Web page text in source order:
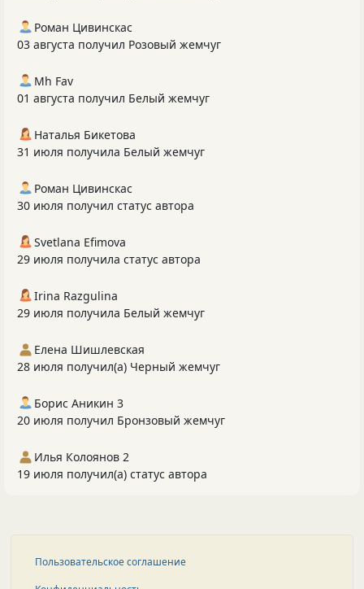
Роман Цивинскас
03 августа получил Розовый жемчуг
Mh Fav
01 августа получил Белый жемчуг
Наталья Бикетова
31 июля получила Белый жемчуг
Роман Цивинскас
30 июля получил статус автора
Svetlana Efimova
29 июля получила статус автора
Irina Razgulina
29 июля получила Белый жемчуг
Елена Шишлевская
28 июля получил(а) Черный жемчуг
Борис Аникин 3
20 июля получил Бронзовый жемчуг
Илья Колоянов 2
19 июля получил(а) статус автора
Пользовательское соглашение